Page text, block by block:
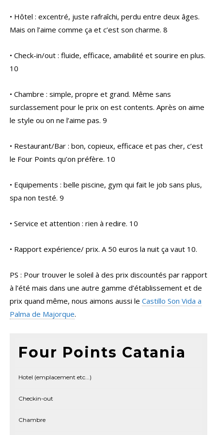
• Hôtel : excentré, juste rafraîchi, perdu entre deux âges.
Mais on l’aime comme ça et c’est son charme. 8
• Check-in/out : fluide, efficace, amabilité et sourire en plus.
10
• Chambre : simple, propre et grand. Même sans
surclassement pour le prix on est contents. Après on aime
le style ou on ne l’aime pas. 9
• Restaurant/Bar : bon, copieux, efficace et pas cher, c’est
le Four Points qu’on préfère. 10
• Equipements : belle piscine, gym qui fait le job sans plus,
spa non testé. 9
• Service et attention : rien à redire. 10
• Rapport expérience/ prix. A 50 euros la nuit ça vaut 10.
PS : Pour trouver le soleil à des prix discountés par rapport
à l’été mais dans une autre gamme d’établissement et de
prix quand même, nous aimons aussi le Castillo Son Vida a
Palma de Majorque.
Four Points Catania
Hotel (emplacement etc...)
Checkin-out
Chambre